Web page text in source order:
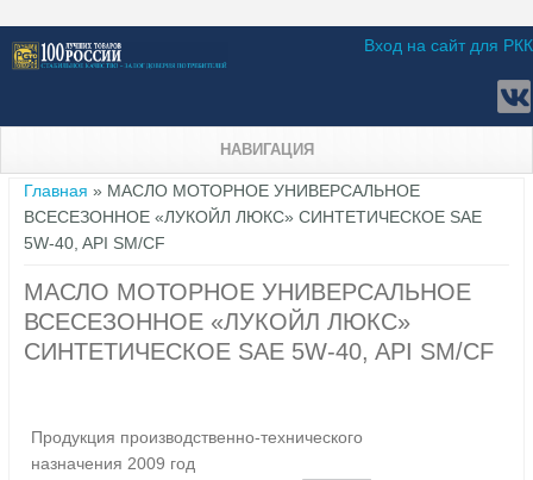
Вход на сайт для РКК
НАВИГАЦИЯ
Вы здесь
Главная » МАСЛО МОТОРНОЕ УНИВЕРСАЛЬНОЕ
ВСЕСЕЗОННОЕ «ЛУКОЙЛ ЛЮКС» СИНТЕТИЧЕСКОЕ SAE
5W-40, API SM/CF
МАСЛО МОТОРНОЕ УНИВЕРСАЛЬНОЕ
ВСЕСЕЗОННОЕ «ЛУКОЙЛ ЛЮКС»
СИНТЕТИЧЕСКОЕ SAE 5W-40, API SM/CF
Продукция производственно-технического
назначения 2009 год